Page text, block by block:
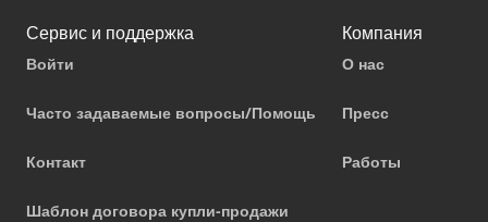
Сервис и поддержка
Войти
Часто задаваемые вопросы/Помощь
Контакт
Шаблон договора купли-продажи
Компания
О нас
Пресс
Работы